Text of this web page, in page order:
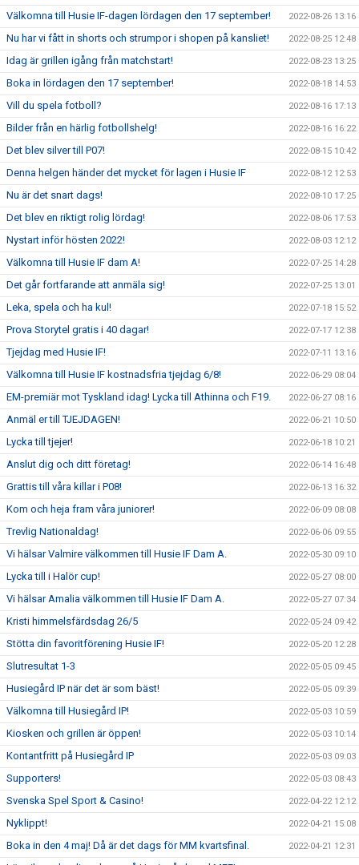
Välkomna till Husie IF-dagen lördagen den 17 september! 2022-08-26 13:16
Nu har vi fått in shorts och strumpor i shopen på kansliet! 2022-08-25 12:48
Idag är grillen igång från matchstart! 2022-08-23 13:25
Boka in lördagen den 17 september! 2022-08-18 14:53
Vill du spela fotboll? 2022-08-16 17:13
Bilder från en härlig fotbollshelg! 2022-08-16 16:22
Det blev silver till P07! 2022-08-15 10:42
Denna helgen händer det mycket för lagen i Husie IF 2022-08-12 12:53
Nu är det snart dags! 2022-08-10 17:25
Det blev en riktigt rolig lördag! 2022-08-06 17:53
Nystart inför hösten 2022! 2022-08-03 12:12
Välkomna till Husie IF dam A! 2022-07-25 14:28
Det går fortfarande att anmäla sig! 2022-07-25 13:01
Leka, spela och ha kul! 2022-07-18 15:52
Prova Storytel gratis i 40 dagar! 2022-07-17 12:38
Tjejdag med Husie IF! 2022-07-11 13:16
Välkomna till Husie IF kostnadsfria tjejdag 6/8! 2022-06-29 08:04
EM-premiär mot Tyskland idag! Lycka till Athinna och F19. 2022-06-27 08:16
Anmäl er till TJEJDAGEN! 2022-06-21 10:50
Lycka till tjejer! 2022-06-18 10:21
Anslut dig och ditt företag! 2022-06-14 16:48
Grattis till våra killar i P08! 2022-06-13 16:32
Kom och heja fram våra juniorer! 2022-06-09 08:08
Trevlig Nationaldag! 2022-06-06 09:55
Vi hälsar Valmire välkommen till Husie IF Dam A. 2022-05-30 09:10
Lycka till i Halör cup! 2022-05-27 08:00
Vi hälsar Amalia välkommen till Husie IF Dam A. 2022-05-27 07:34
Kristi himmelsfärdsdag 26/5 2022-05-24 09:42
Stötta din favoritförening Husie IF! 2022-05-20 12:28
Slutresultat 1-3 2022-05-05 09:45
Husiegård IP när det är som bäst! 2022-05-05 09:39
Välkomna till Husiegård IP! 2022-05-03 10:59
Kiosken och grillen är öppen! 2022-05-03 10:14
Kontantfritt på Husiegård IP 2022-05-03 09:03
Supporters! 2022-05-03 08:43
Svenska Spel Sport & Casino! 2022-04-22 12:12
Nyklippt! 2022-04-21 15:08
Boka in den 4 maj! Då är det dags för MM kvartsfinal. 2022-04-21 12:31